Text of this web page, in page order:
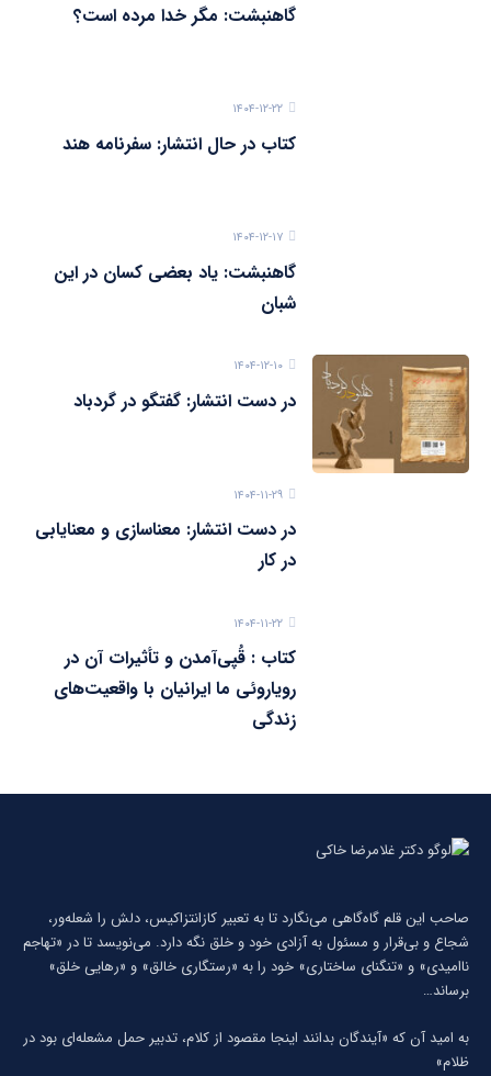
گاهنبشت: مگر خدا مرده است؟
۱۴۰۴-۱۲-۲۲
کتاب در حال انتشار: سفرنامه هند
۱۴۰۴-۱۲-۱۷
گاهنبشت: یاد بعضی کسان در این
شبان
۱۴۰۴-۱۲-۱۰
در دست انتشار: گفتگو در گردباد
۱۴۰۴-۱۱-۲۹
در دست انتشار: معناسازی و معنایابی
در کار
۱۴۰۴-۱۱-۲۲
کتاب : قُپی‌آمدن و تأثیرات آن در
رویاروئی ما ایرانیان با واقعیت‌های
زندگی
صاحب این قلم گاه‌گاهی می‌نگارد تا به تعبیر كازانتزاكیس، دلش را شعله‌ور،
شجاع و بی‌قرار و مسئول به آزادی خود و خلق نگه دارد. می‌نویسد تا در «تهاجم
ناامیدی» و «تنگنای ساختاری» خود را به «رستگاری خالق» و «رهایی خلق»
برساند…
به امید آن که «آیندگان بدانند اینجا مقصود از کلام، تدبیر حمل مشعله‌ای بود در
ظلام»